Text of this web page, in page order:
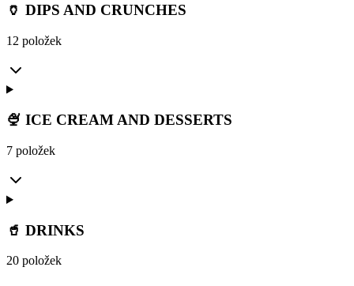
🏺 DIPS AND CRUNCHES
12 položek
🍨 ICE CREAM AND DESSERTS
7 položek
🥤 DRINKS
20 položek